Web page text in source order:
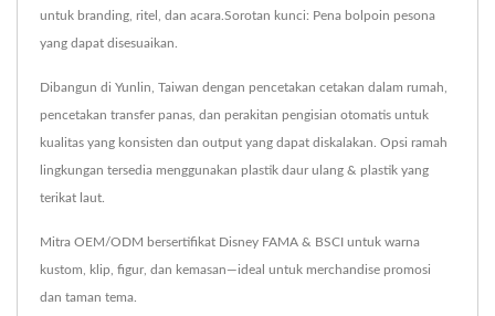
untuk branding, ritel, dan acara.Sorotan kunci: Pena bolpoin pesona
yang dapat disesuaikan.
Dibangun di Yunlin, Taiwan dengan pencetakan cetakan dalam rumah,
pencetakan transfer panas, dan perakitan pengisian otomatis untuk
kualitas yang konsisten dan output yang dapat diskalakan. Opsi ramah
lingkungan tersedia menggunakan plastik daur ulang & plastik yang
terikat laut.
Mitra OEM/ODM bersertifikat Disney FAMA & BSCI untuk warna
kustom, klip, figur, dan kemasan—ideal untuk merchandise promosi
dan taman tema.